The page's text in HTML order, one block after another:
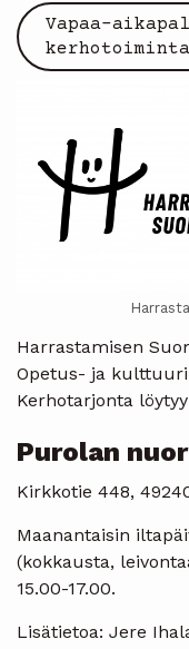
Vapaa-
Harrastamisen
Opetus- ja
Kerhotarjonta
Purolan
Kirkkotie 448,
Maanantaisin
(kokkausta,
15.00-17.00.
Lisätietoa: Jere